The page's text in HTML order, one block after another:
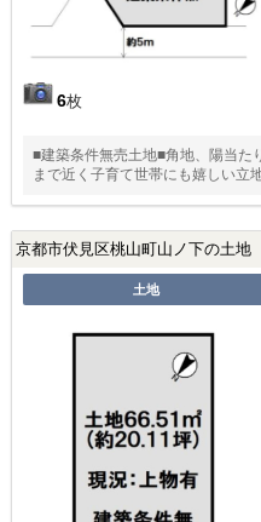
6枚
■建築条件無売土地■角地、陽当た
まで近く子育て世帯にも嬉しい立
京都市伏見区桃山町山ノ下の土地
土地